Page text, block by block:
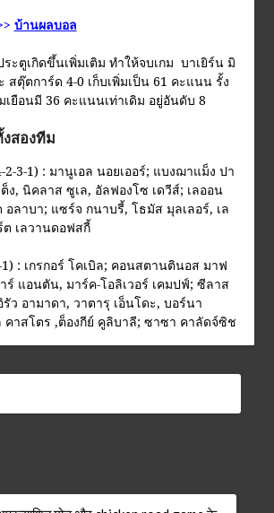
บ้านผลบอล
ะตูเกิดขึ้นเพิ่มเติม ทำให้จบเกม บาเยิร์น มิ
ตุ๊ตการ์ด 4-0 เก็บเพิ่มเป็น 61 คะแนน รั้ง
ยือนมี 36 คะแนนเท่าเดิม อยู่อันดับ 8
สองทีม
3-1) : มานูเอล นอยเออร์; แบงฌาแม็ง ปา
ต็ง, นิคลาส ซูเล, อัลฟองโซ เดวีส์; เลออน
อลาบา; แซร์จ กนาบรี้, โธมัส มุลเลอร์, เล
ต เลวานดอฟสกี้
: เกรกอร์ โคเบิล; คอนสตานตินอส มาฟ
ร์ แอนตัน, มาร์ค-โอลิเวอร์ เคมปฟ์; ซีลาส
ว อามาดา, วาตารุ เอ็นโดะ, บอร์นา
าสโตร ,ต็องกีย์ คูลิบาลี; ซาซา คาลัดจ์ซิช